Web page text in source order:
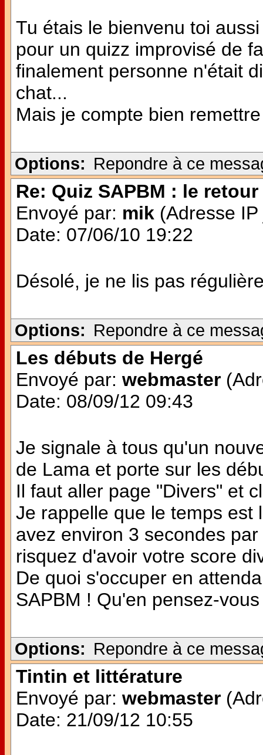
Tu étais le bienvenu toi
pour un quizz improvisé de
finalement personne n'était
chat...
Mais je compte bien
Options: Repondre à ce
Re: Quiz SAPBM : le retour
Envoyé par: mik (Adresse
Date: 07/06/10 19:22
Désolé, je ne lis pas
Options: Repondre à ce
Les débuts de Hergé
Envoyé par: webmaster
Date: 08/09/12 09:43
Je signale à tous qu'un
de Lama et porte sur les
Il faut aller page "Divers" et
Je rappelle que le temps est
avez environ 3 secondes
risquez d'avoir votre score
De quoi s'occuper en
SAPBM ! Qu'en pensez-
Options: Repondre à ce
Tintin et littérature
Envoyé par: webmaster
Date: 21/09/12 10:55